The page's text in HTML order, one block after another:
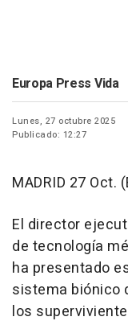
Europa Press Vida
Lunes, 27 octubre 2025
Publicado: 12:27
MADRID 27 Oct.
El director
de tecnología
ha presentado
sistema biónico
los